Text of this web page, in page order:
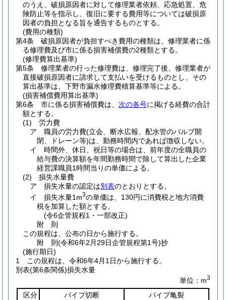
のうえ、破損原因者に対して修理業者依頼、応急処置、危
険防止等を指示し、復旧に要する費用等については破損原
因者の負担となる旨を通告するものとする。
(費用の種類)
第4条
破損原因者が負担すべき費用の種類は、修理業者に係
る修理費及び市に係る損害補償費の2種類とする。
(修理費算出基準)
第5条
修理業者の行った修理費は、修理完了後、修理業者が
直接破損原因者に請求して支払いを受けるものとし、その
算出基準は、下野市漏水修理費積算基準等による。
(損害補償費用算出基準)
第6条
市に係る損害補償費は、 次の各号に掲げる経費の合計
額とする。
(1)
労力費
ア
職員の労力費(立会、断水広報、配水管のバルブ開
閉、ドレーン等)は、勤務時間内であれば徴収しない。
イ
時間外、休日、祝日等の場合は、前年度の全職員の
給与費の決算額を年間勤務時間で除して算出した企業
経営課職員1時間当りの単価による。
(2)
損失水量費
ア
損失水量の認定は別表のとおりとする。
イ
損失水量1m3の単価は、130円に消費税と地方消費
税を加算した額とする。
(令6企管規程1・一部改正)
附 則
この規程は、公布の日から施行する。
附 則(令和6年2月29日企管規程第1号)抄
(施行期日)
1
この規程は、令和6年4月1日から施行する。
別表(第6条関係)損失水量
単位：m3
区分 パイプ切断 パイプ亀裂